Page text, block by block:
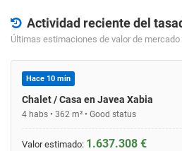
Actividad reciente del
Últimas estimaciones de valor de
Hace 10 min
Chalet / Casa en Javea Xabia
4 habs • 362 m² • Good status
Valor estimado: 1.637.308 €